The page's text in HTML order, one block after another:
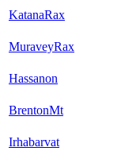
KatanaRax
MuraveyRax
Hassanon
BrentonMt
Irhabarvat